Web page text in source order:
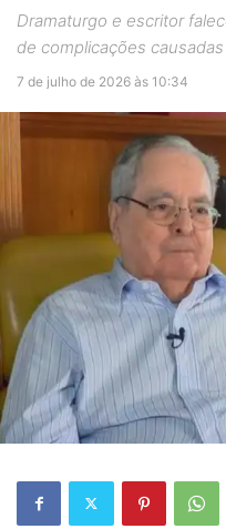
Dramaturgo e escritor
de complicações
7 de julho de 2026 às 10:34